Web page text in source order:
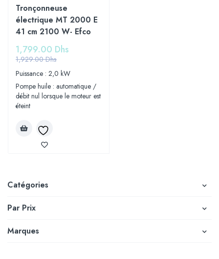
Catégories
Par Prix
Marques
Tronçonneuse
électrique MT 2000 E
41 cm 2100 W- Efco
1,929.00Dhs
1,799.00 Dhs
Puissance : 2,0 kW
Pompe huile : automatique /
débit nul lorsque le moteur est
éteint